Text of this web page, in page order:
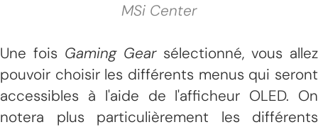
MSi Center
Une fois Gaming Gearsélectionné, vous allez
pouvoir choisir les différents menus qui seront
accessibles à l'aide de l'afficheur OLED. On
notera plus particulièrement les différents